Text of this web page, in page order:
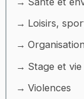
Loisirs,
Stage et
Violences